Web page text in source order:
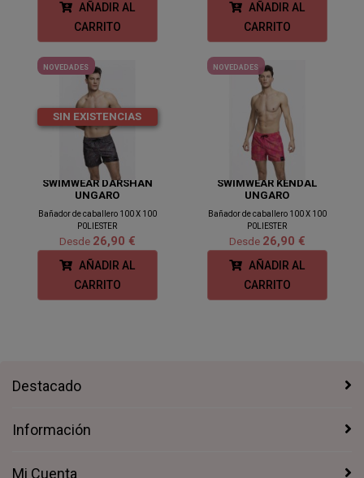
AÑADIR AL
CARRITO
AÑADIR AL
CARRITO
NOVEDADES
SIN EXISTENCIAS
SWIMWEAR DARSHAN
UNGARO
Bañador de caballero 100 X 100
P0LIESTER
Desde 26,90 €
AÑADIR AL
CARRITO
NOVEDADES
SWIMWEAR KENDAL
UNGARO
Bañador de caballero 100 X 100
P0LIESTER
Desde 26,90 €
AÑADIR AL
CARRITO
Destacado
Información
Mi Cuenta